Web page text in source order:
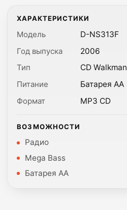
ХАРАКТЕРИСТИКИ
Модель
D-NS313F
Год выпуска
2006
Тип
CD Walkman
Питание
Батарея AA
Формат
MP3 CD
ВОЗМОЖНОСТИ
Радио
Mega Bass
Батарея AA